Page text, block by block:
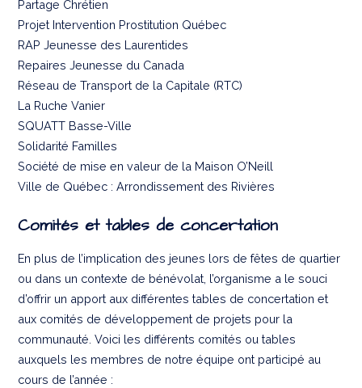
Partage Chrétien
Projet Intervention Prostitution Québec
RAP Jeunesse des Laurentides
Repaires Jeunesse du Canada
Réseau de Transport de la Capitale (RTC)
La Ruche Vanier
SQUATT Basse-Ville
Solidarité Familles
Société de mise en valeur de la Maison O’Neill
Ville de Québec : Arrondissement des Rivières
Comités et tables de concertation
En plus de l’implication des jeunes lors de fêtes de quartier
ou dans un contexte de bénévolat, l’organisme a le souci
d’offrir un apport aux différentes tables de concertation et
aux comités de développement de projets pour la
communauté. Voici les différents comités ou tables
auxquels les membres de notre équipe ont participé au
cours de l’année :